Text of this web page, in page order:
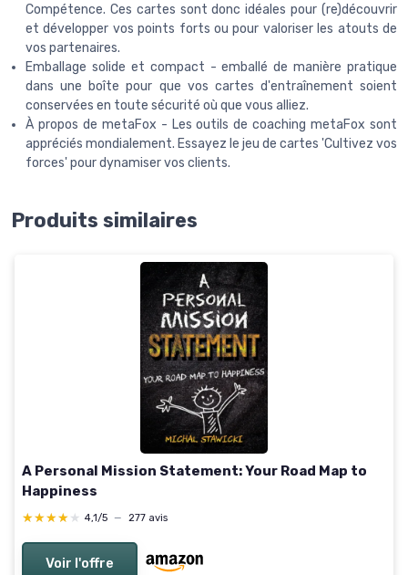
Compétence. Ces cartes sont donc idéales pour (re)découvrir
et développer vos points forts ou pour valoriser les atouts de
vos partenaires.
Emballage solide et compact - emballé de manière pratique
dans une boîte pour que vos cartes d'entraînement soient
conservées en toute sécurité où que vous alliez.
À propos de metaFox - Les outils de coaching metaFox sont
appréciés mondialement. Essayez le jeu de cartes 'Cultivez vos
forces' pour dynamiser vos clients.
Produits similaires
A Personal Mission Statement: Your Road Map to
Happiness
★★★★★
★★★★★ 4,1/5 — 277 avis
Voir l'offre